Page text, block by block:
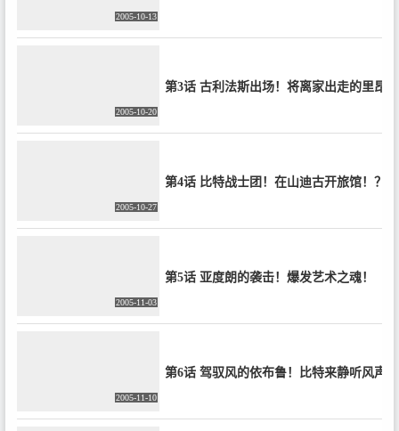
2005-10-13
2005-10-20
第3话 古利法斯出场！将离家出走的里昂
2005-10-27
第4话 比特战士团！在山迪古开旅馆！？
2005-11-03
第5话 亚度朗的袭击！爆发艺术之魂！
2005-11-10
第6话 驾驭风的依布鲁！比特来静听风声